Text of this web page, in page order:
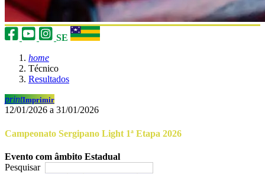
SE
home
Técnico
Resultados
printImprimir
12/01/2026 a 31/01/2026
Campeonato Sergipano Light 1ª Etapa 2026
Evento com âmbito Estadual
Pesquisar